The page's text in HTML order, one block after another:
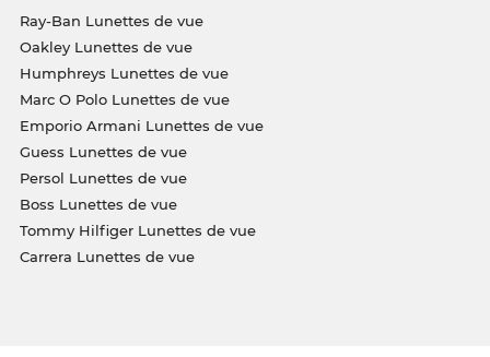
Ray-Ban Lunettes de vue
Oakley Lunettes de vue
Humphreys Lunettes de vue
Marc O Polo Lunettes de vue
Emporio Armani Lunettes de vue
Guess Lunettes de vue
Persol Lunettes de vue
Boss Lunettes de vue
Tommy Hilfiger Lunettes de vue
Carrera Lunettes de vue